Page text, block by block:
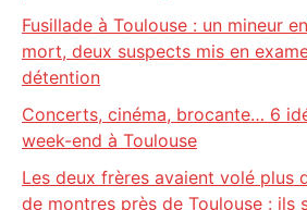
Fusillade à Toulouse : un mineur
mort, deux suspects mis en
détention
Concerts, cinéma, brocante… 6
week-end à Toulouse
Les deux frères avaient volé plus
de montres près de Toulouse : ils